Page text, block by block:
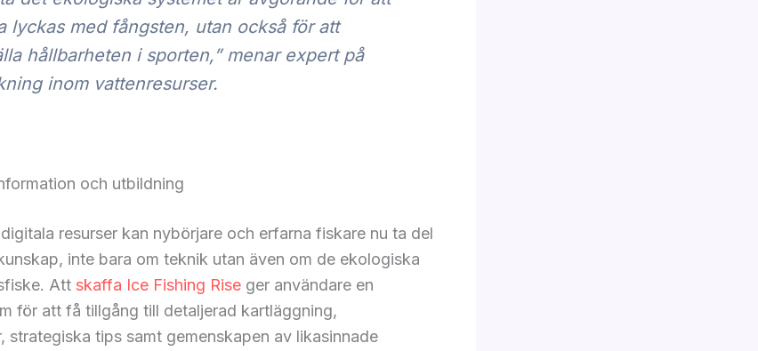
lyckas med fångsten, utan också för att
hållbarheten i sporten,” menar expert på
inom vattenresurser.
och utbildning
resurser kan nybörjare och erfarna fiskare nu ta del
inte bara om teknik utan även om de ekologiska
Att skaffa Ice Fishing Rise ger användare en
för att få tillgång till detaljerad kartläggning,
strategiska tips samt gemenskapen av likasinnade